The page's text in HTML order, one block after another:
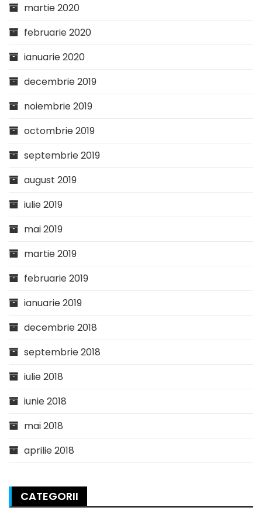
martie 2020
februarie 2020
ianuarie 2020
decembrie 2019
noiembrie 2019
octombrie 2019
septembrie 2019
august 2019
iulie 2019
mai 2019
martie 2019
februarie 2019
ianuarie 2019
decembrie 2018
septembrie 2018
iulie 2018
iunie 2018
mai 2018
aprilie 2018
CATEGORII